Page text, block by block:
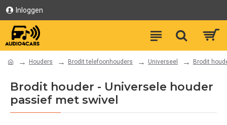
Inloggen
Houders Brodit telefoonhouders Universeel Brodit
Brodit houder - Universele houder
passief met swivel